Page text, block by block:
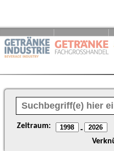
Zeitraum: -